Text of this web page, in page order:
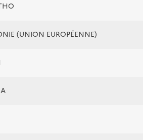
(UNION EUROPÉENNE)